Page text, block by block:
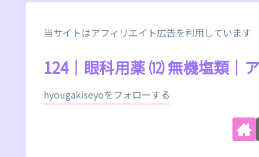
当サイトはアフィリエイト広告を利用しています
124｜眼科用薬 ⑿ 無機塩類｜
hyougakiseyoをフォローする